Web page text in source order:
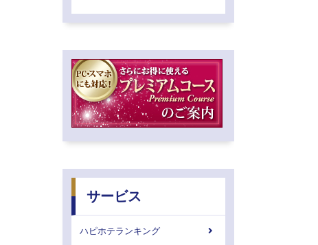
サービス
ハピホテランキング